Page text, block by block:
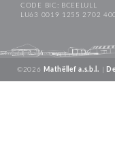
CODE BIC: BCEELULL
LU63 0019 1255 2702
©2026 Mathëllef a.s.b.l.